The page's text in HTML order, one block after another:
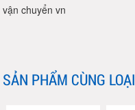
vận chuyển vn
SẢN PHẨM CÙNG LOẠI